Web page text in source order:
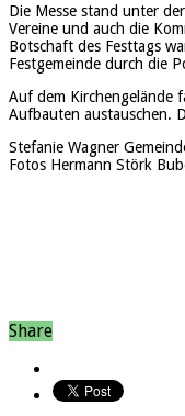
Die Messe stand unter
Vereine und auch die
Botschaft des Festtags
Festgemeinde durch die
Auf dem Kirchengelände
Aufbauten austauschen.
Stefanie Wagner
Fotos Hermann Störk
Share